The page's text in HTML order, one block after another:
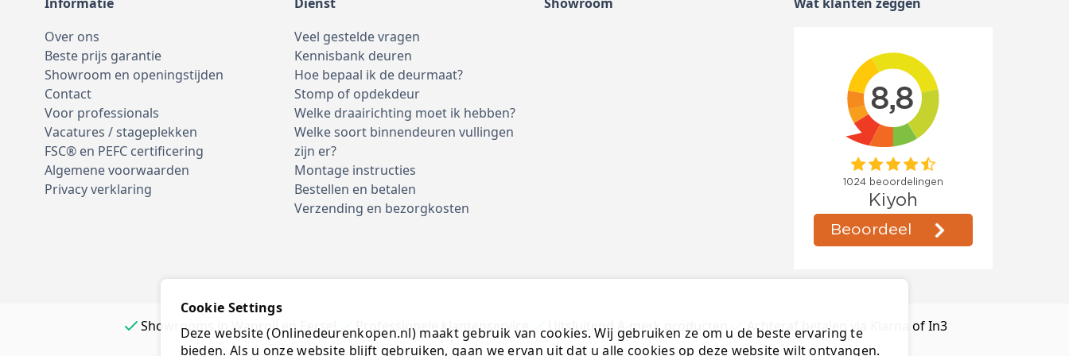
Over ons
Beste prijs garantie
Showroom en openingstijden
Contact
Voor professionals
Vacatures / stageplekken
FSC® en PEFC certificering
Algemene voorwaarden
Privacy verklaring
Veel gestelde vragen
Kennisbank deuren
Hoe bepaal ik de deurmaat?
Stomp of opdekdeur
Welke draairichting moet ik hebben?
Welke soort binnendeuren vullingen
zijn er?
Montage instructies
Bestellen en betalen
Verzending en bezorgkosten
Showrooms in Wanroij en Eersel Professionele klantenservice Uitsluitend A-merk producten Achteraf betalen via Klarna of In3
Cookie Settings
Deze website (Onlinedeurenkopen.nl) maakt gebruik van cookies. Wij gebruiken ze om u de beste ervaring te
bieden. Als u onze website blijft gebruiken, gaan we ervan uit dat u alle cookies op deze website wilt ontvangen.